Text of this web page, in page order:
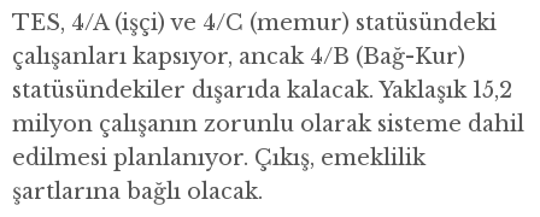
TES, 4/A (işçi) ve 4/C (memur) statüsündeki
çalışanları kapsıyor, ancak 4/B (Bağ-Kur)
statüsündekiler dışarıda kalacak. Yaklaşık 15,2
milyon çalışanın zorunlu olarak sisteme dahil
edilmesi planlanıyor. Çıkış, emeklilik
şartlarına bağlı olacak.